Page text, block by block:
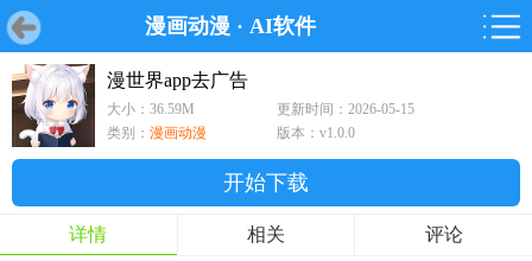
漫画动漫 · AI软件
首页 游戏 软件
首页 游戏 软件 鸿蒙
游戏
鸿蒙
软件
专题
漫世界app去广告
大小：36.59M
更新时间：2026-05-15
类别： 漫画动漫 版本：v1.0.0
开始下载
详情 相关 评论